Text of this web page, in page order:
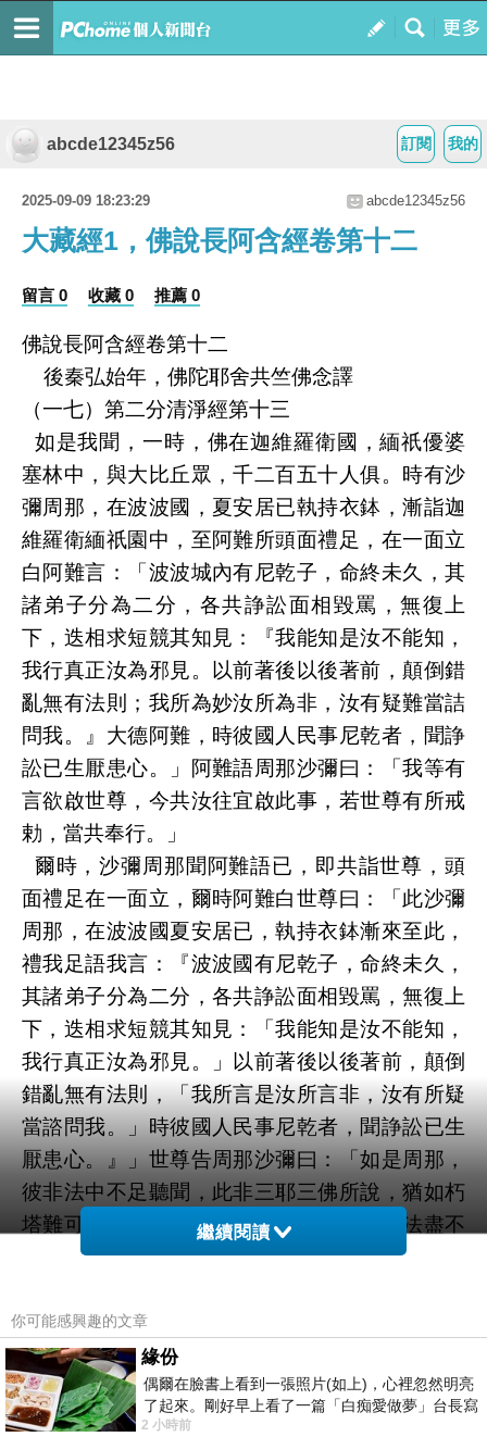
我的
訂閱
abcde12345z56
2025-09-09 18:23:29 abcde12345z56
大藏經1，佛說長阿含經卷第十二
留言 0 收藏 0 推薦 0
佛說長阿含經卷第十二
後秦弘始年，佛陀耶舍共竺佛念譯
（一七）第二分清淨經第十三
如是我聞，一時，佛在迦維羅衛國，緬祇優婆
塞林中，與大比丘眾，千二百五十人俱。時有沙
彌周那，在波波國，夏安居已執持衣鉢，漸詣迦
維羅衛緬祇園中，至阿難所頭面禮足，在一面立
白阿難言：「波波城內有尼乾子，命終未久，其
諸弟子分為二分，各共諍訟面相毀罵，無復上
下，迭相求短競其知見：『我能知是汝不能知，
我行真正汝為邪見。以前著後以後著前，顛倒錯
亂無有法則；我所為妙汝所為非，汝有疑難當詰
問我。』大德阿難，時彼國人民事尼乾者，聞諍
訟已生厭患心。」阿難語周那沙彌曰：「我等有
言欲啟世尊，今共汝往宜啟此事，若世尊有所戒
勅，當共奉行。」
爾時，沙彌周那聞阿難語已，即共詣世尊，頭
面禮足在一面立，爾時阿難白世尊曰：「此沙彌
周那，在波波國夏安居已，執持衣鉢漸來至此，
禮我足語我言：『波波國有尼乾子，命終未久，
其諸弟子分為二分，各共諍訟面相毀罵，無復上
下，迭相求短競其知見：「我能知是汝不能知，
我行真正汝為邪見。」以前著後以後著前，顛倒
錯亂無有法則，「我所言是汝所言非，汝有所疑
當諮問我。」時彼國人民事尼乾者，聞諍訟已生
厭患心。』」世尊告周那沙彌曰：「如是周那，
彼非法中不足聽聞，此非三耶三佛所說，猶如朽
塔難可汙色，彼雖有師盡懷邪見，雖復有法盡不
真正，不足聽採不能出要，非是三耶三佛所說，
異見行於正見，周那，若有人來語彼弟子：『諸
賢，汝師法正，當於中行何以捨離？』其彼弟子
信其言者，則二俱失道獲無量罪。所以者何？彼
雖有法然不真正故。周那，若師不邪見，其法真
繼續閱讀
你可能感興趣的文章
緣份
偶爾在臉書上看到一張照片(如上)，心裡忽然明亮
了起來。剛好早上看了一篇「白痴愛做夢」台長寫
的貼文，在回顧年輕時瘋狂愛上
2 小時前